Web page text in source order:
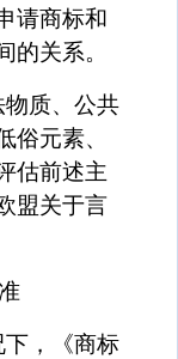
请商标和
关系。
质、公共
元素、
估前述主
盟关于言
，《商标